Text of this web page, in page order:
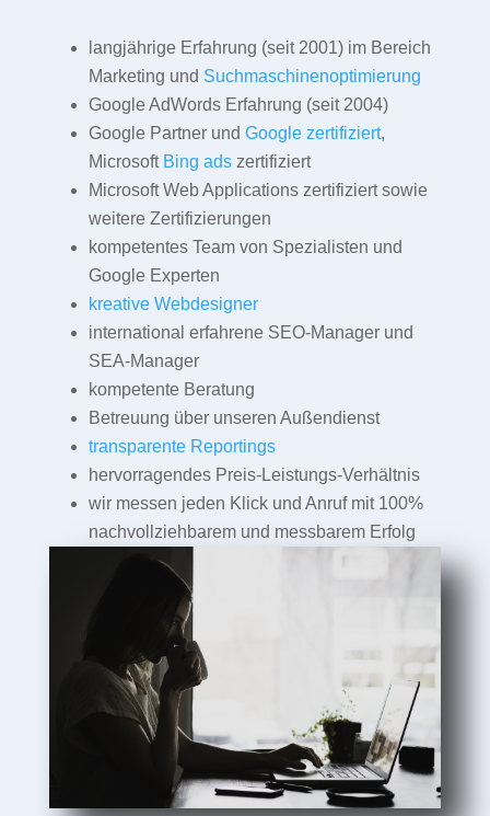
langjährige Erfahrung (seit 2001) im Bereich
Marketing und Suchmaschinenoptimierung
Google AdWords Erfahrung (seit 2004)
Google Partner und Google zertifiziert,
Microsoft Bing adszertifiziert
Microsoft Web Applications zertifiziert sowie
weitere Zertifizierungen
kompetentes Team von Spezialisten und
Google Experten
kreative Webdesigner
international erfahrene SEO-Manager und
SEA-Manager
kompetente Beratung
Betreuung über unseren Außendienst
transparente Reportings
hervorragendes Preis-Leistungs-Verhältnis
wir messen jeden Klick und Anruf mit 100%
nachvollziehbarem und messbarem Erfolg